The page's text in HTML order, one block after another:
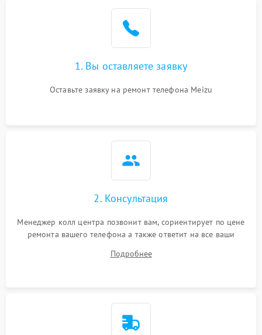
1. Вы оставляете заявку
Оставьте заявку на ремонт телефона Meizu
2. Консультация
Менеджер колл центра позвонит вам, сориентирует по цене
ремонта вашего телефона а также ответит на все ваши
Подробнее